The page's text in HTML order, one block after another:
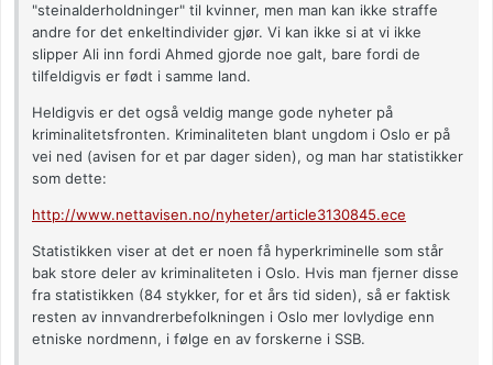
"steinalderholdninger" til kvinner, men man kan ikke straffe
andre for det enkeltindivider gjør. Vi kan ikke si at vi ikke
slipper Ali inn fordi Ahmed gjorde noe galt, bare fordi de
tilfeldigvis er født i samme land.
Heldigvis er det også veldig mange gode nyheter på
kriminalitetsfronten. Kriminaliteten blant ungdom i Oslo er på
vei ned (avisen for et par dager siden), og man har statistikker
som dette:
http://www.nettavisen.no/nyheter/article3130845.ece
Statistikken viser at det er noen få hyperkriminelle som står
bak store deler av kriminaliteten i Oslo. Hvis man fjerner disse
fra statistikken (84 stykker, for et års tid siden), så er faktisk
resten av innvandrerbefolkningen i Oslo mer lovlydige enn
etniske nordmenn, i følge en av forskerne i SSB.